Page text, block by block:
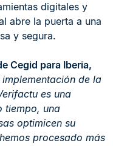
digitales y
abre la puerta a una
y segura.
Cegid para Iberia,
implementación de la
es una
tiempo, una
optimicen su
procesado más